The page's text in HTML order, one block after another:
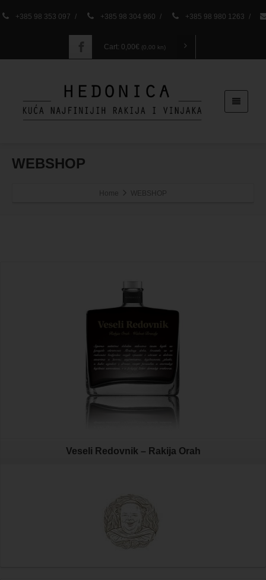
+385 98 353 097 / +385 98 304 960 / +385 98 980 1263 /
Cart: 0,00€ (0,00 kn)
WEBSHOP
Home WEBSHOP
Veseli Redovnik – Rakija Orah